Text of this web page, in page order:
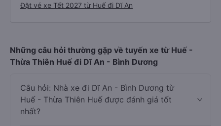
Đặt vé xe Tết 2027 từ Huế đi Dĩ An
Những câu hỏi thường gặp về tuyến xe từ Huế -
Thừa Thiên Huế đi Dĩ An - Bình Dương
Câu hỏi: Nhà xe đi Dĩ An - Bình Dương từ
Huế - Thừa Thiên Huế được đánh giá tốt
nhất?